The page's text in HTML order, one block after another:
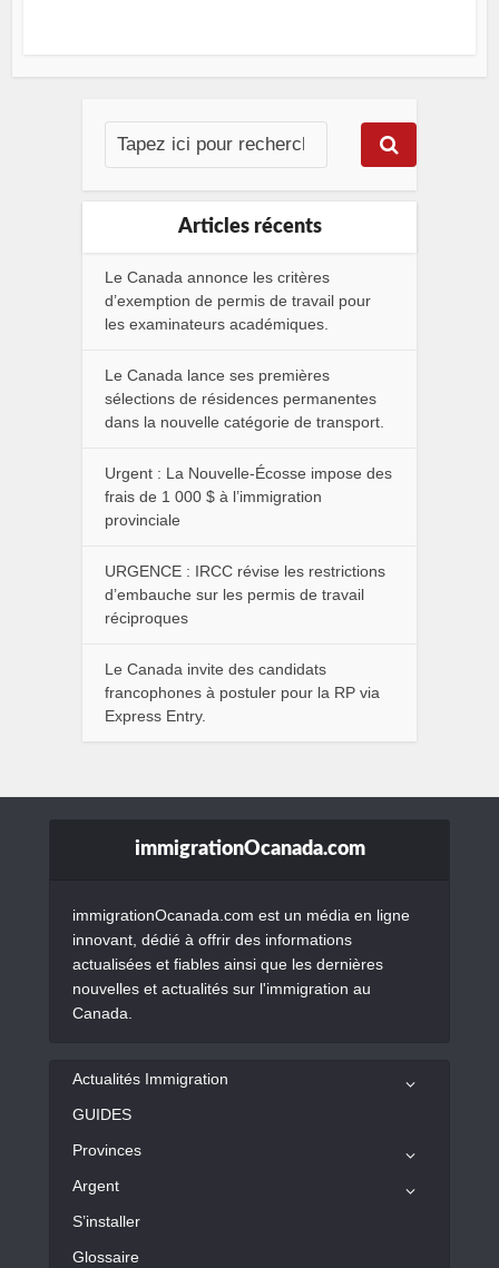
Articles récents
Le Canada annonce les critères
d’exemption de permis de travail pour
les examinateurs académiques.
Le Canada lance ses premières
sélections de résidences permanentes
dans la nouvelle catégorie de transport.
Urgent : La Nouvelle-Écosse impose des
frais de 1 000 $ à l’immigration
provinciale
URGENCE : IRCC révise les restrictions
d’embauche sur les permis de travail
réciproques
Le Canada invite des candidats
francophones à postuler pour la RP via
Express Entry.
immigrationOcanada.com
immigrationOcanada.com est un média en ligne
innovant, dédié à offrir des informations
actualisées et fiables ainsi que les dernières
nouvelles et actualités sur l'immigration au
Canada.
Actualités Immigration
GUIDES
Provinces
Argent
S’installer
Glossaire